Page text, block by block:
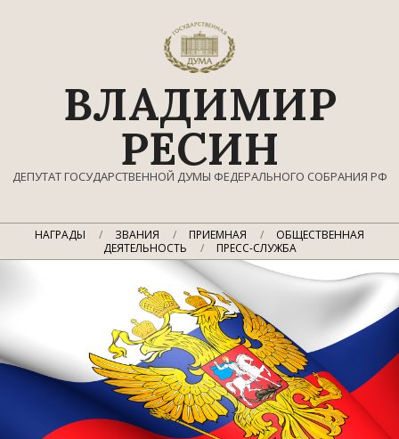
ВЛАДИМИР
РЕСИН
ДЕПУТАТ ГОСУДАРСТВЕННОЙ ДУМЫ ФЕДЕРАЛЬНОГО СОБРАНИЯ РФ
Главное
НАГРАДЫ ЗВАНИЯ ПРИЕМНАЯ
ОБЩЕСТВЕННАЯ
ДЕЯТЕЛЬНОСТЬ
ПРЕСС-СЛУЖБА